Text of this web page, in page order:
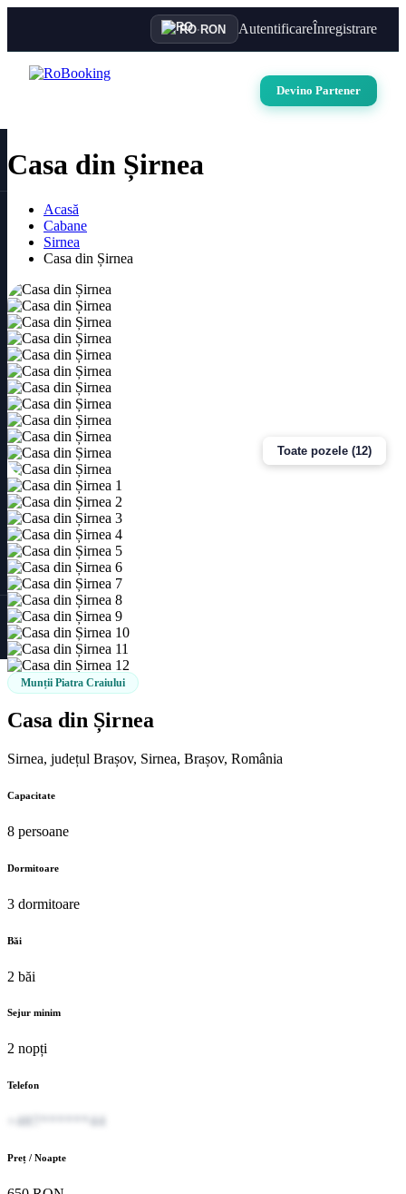
RO·RON AutentificareÎnregistrare
Devino Partener
Casa din Șirnea
Acasă
Cabane
Sirnea
Casa din Șirnea
Toate pozele (12)
Munții Piatra Craiului
Casa din Șirnea
Sirnea, județul Brașov, Sirnea, Brașov, România
Capacitate
8 persoane
Dormitoare
3 dormitoare
Băi
2 băi
Sejur minim
2 nopți
Telefon
+407******44
Preț / Noapte